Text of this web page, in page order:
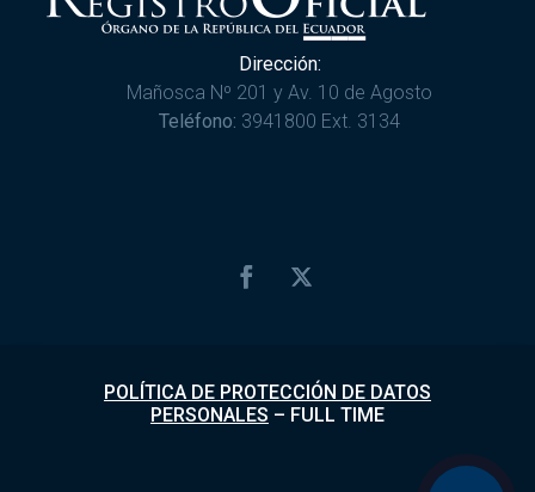
Dirección:
Mañosca Nº 201 y Av. 10 de Agosto
Teléfono: 3941800 Ext. 3134
POLÍTICA DE PROTECCIÓN DE DATOS
PERSONALES – FULL TIME